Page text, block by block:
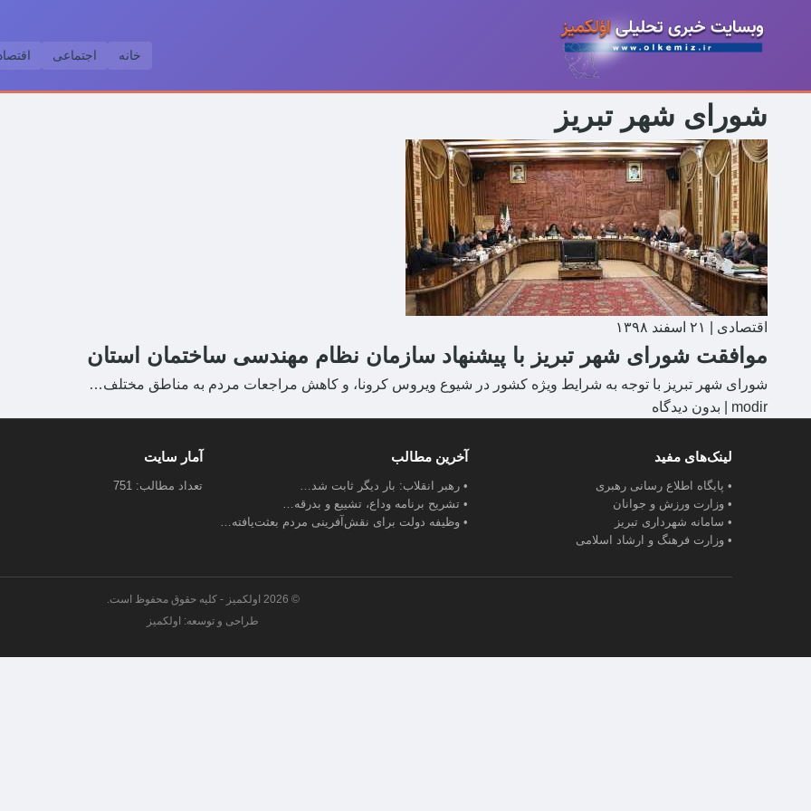
خانه اجتماعی
شورای شهر تبریز
اقتصادی
موافقت شورای شهر تبریز با پیشنهاد سازمان نظام مهندسی ساختمان استان
شورای شهر تبریز با توجه به شرایط ویژه کشور در شیوع ویروس کرونا، و کاهش مراجعات مردم به مناطق مختلف…
modir
بدون دیدگاه
لینک‌های مفید
• پایگاه اطلاع رسانی رهبری
• وزارت ورزش و جوانان
• سامانه شهرداری تبریز
• وزارت فرهنگ و ارشاد اسلامی
آخرین مطالب
• رهبر انقلاب: بار دیگر ثابت شد…
• تشریح برنامه وداع، تشییع و بدرقه…
• وظیفه دولت برای نقش‌آفرینی مردم بعثت‌یافته…
آمار سایت
تعداد مطالب: 751
© 2026 اولکمیز - کلیه حقوق محفوظ است.
طراحی و توسعه: اولکمیز